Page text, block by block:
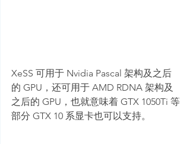
XeSS 可用于 Nvidia Pascal 架构及之后
的 GPU，还可用于 AMD RDNA 架构及
之后的 GPU，也就意味着 GTX 1050Ti 等
部分 GTX 10 系显卡也可以支持。